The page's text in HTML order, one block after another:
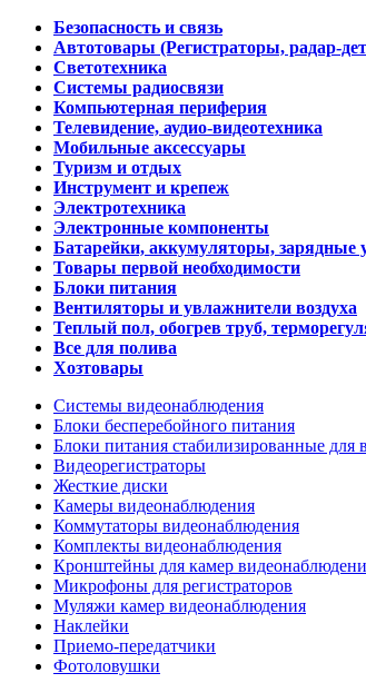
Безопасность и связь
Автотовары (Регистраторы, радар-
Светотехника
Системы радиосвязи
Компьютерная периферия
Телевидение, аудио-видеотехника
Мобильные аксессуары
Туризм и отдых
Инструмент и крепеж
Электротехника
Электронные компоненты
Батарейки, аккумуляторы, зарядные
Товары первой необходимости
Блоки питания
Вентиляторы и увлажнители воздуха
Теплый пол, обогрев труб,
Все для полива
Хозтовары
Системы видеонаблюдения
Блоки бесперебойного питания
Блоки питания стабилизированные
Видеорегистраторы
Жесткие диски
Камеры видеонаблюдения
Коммутаторы видеонаблюдения
Комплекты видеонаблюдения
Кронштейны для камер
Микрофоны для регистраторов
Муляжи камер видеонаблюдения
Наклейки
Приемо-передатчики
Фотоловушки